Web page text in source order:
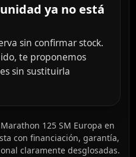
ya no está
sin confirmar stock.
te proponemos
sin sustituirla
125 SM Europa en
con financiación, garantía,
claramente desglosadas.